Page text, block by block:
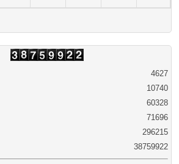
4627
10740
60328
71696
296215
38759922